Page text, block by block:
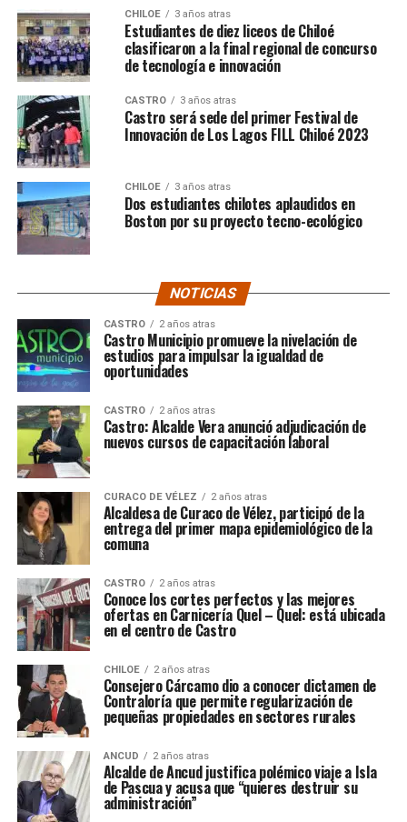
CHILOE 3 años atras
Estudiantes de diez liceos de Chiloé
clasificaron a la final regional de concurso
de tecnología e innovación
CASTRO 3 años atras
Castro será sede del primer Festival de
Innovación de Los Lagos FILL Chiloé 2023
CHILOE 3 años atras
Dos estudiantes chilotes aplaudidos en
Boston por su proyecto tecno-ecológico
NOTICIAS
CASTRO 2 años atras
Castro Municipio promueve la nivelación de
estudios para impulsar la igualdad de
oportunidades
CASTRO 2 años atras
Castro: Alcalde Vera anunció adjudicación de
nuevos cursos de capacitación laboral
CURACO DE VÉLEZ 2 años atras
Alcaldesa de Curaco de Vélez, participó de la
entrega del primer mapa epidemiológico de la
comuna
CASTRO 2 años atras
Conoce los cortes perfectos y las mejores
ofertas en Carnicería Quel – Quel: está ubicada
en el centro de Castro
CHILOE 2 años atras
Consejero Cárcamo dio a conocer dictamen de
Contraloría que permite regularización de
pequeñas propiedades en sectores rurales
ANCUD 2 años atras
Alcalde de Ancud justifica polémico viaje a Isla
de Pascua y acusa que “quieres destruir su
administración”